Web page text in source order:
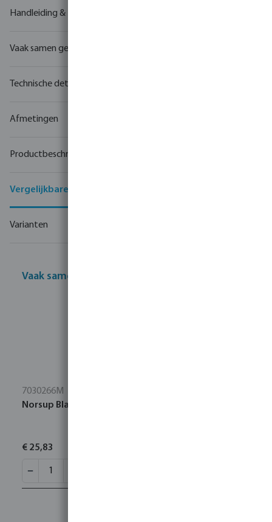
Handleiding & tekeningen
Vaak samen gekocht
Technische details
Afmetingen
Productbeschrijving
Vergelijkbare producten
Varianten
Vaak samen gekocht
7030266M
Norsup Bladschepnet diep
€ 25,83